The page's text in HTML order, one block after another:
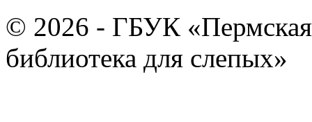
© 2026 - ГБУК «Пермская
библиотека для слепых»